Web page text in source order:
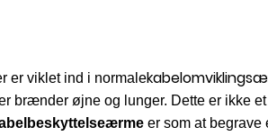
er viklet ind i normale
brænder øjne og lunger. Dette er ikke
beskyttelseærme er som at begrave